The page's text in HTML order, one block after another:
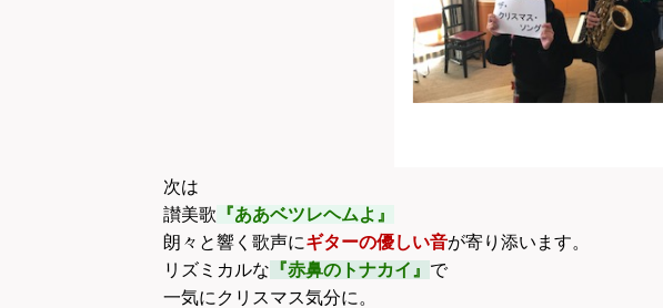
次は
讃美歌 『ああベツレヘムよ』
朗々と響く歌声にギターの優しい音が寄り添います。
リズミカルな 『赤鼻のトナカイ』 で
一気にクリスマス気分に。